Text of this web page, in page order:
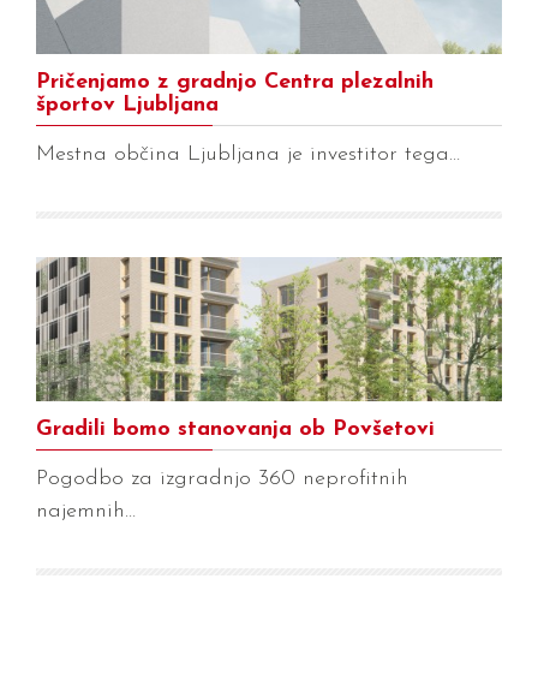
Pričenjamo z gradnjo Centra plezalnih
športov Ljubljana
Mestna občina Ljubljana je investitor tega…
Gradili bomo stanovanja ob Povšetovi
Pogodbo za izgradnjo 360 neprofitnih
najemnih…